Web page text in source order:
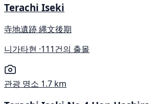
Terachi Iseki
寺地遺跡 縄文後期
니가타현 ·111건의 출몰
관광 명소 1.7 km